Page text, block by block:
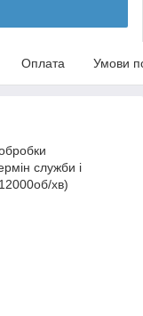
Оплата Умови
служби і
хв)